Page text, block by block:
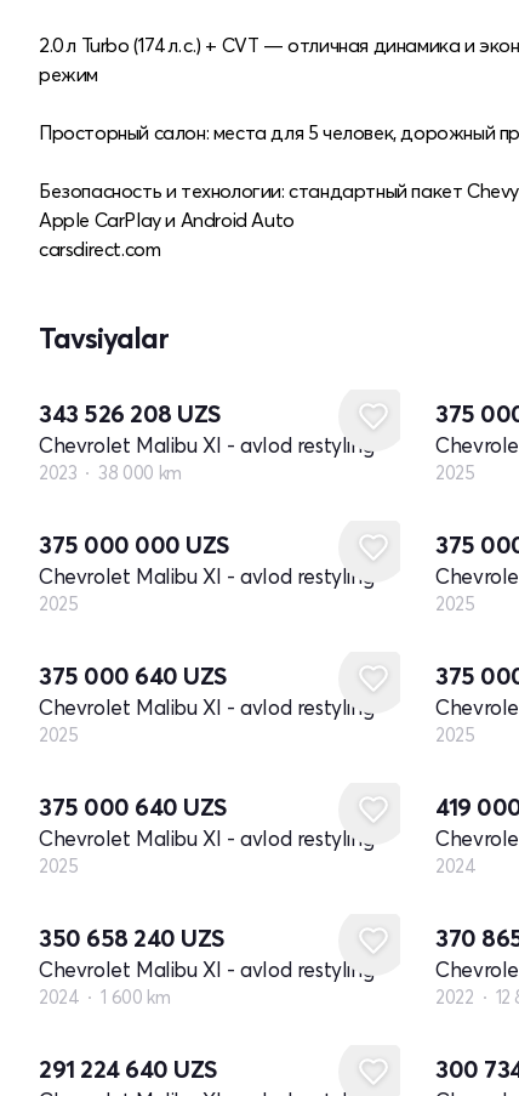
2.0 л Turbo (174 л. с.) + CVT — отличная динамика и
режим
Просторный салон: места для 5 человек, дорожный
Безопасность и технологии: стандартный пакет
Apple CarPlay и Android Auto
carsdirect.com
Tavsiyalar
343 526 208 UZS
Chevrolet Malibu XI - avlod restyling
2023 38 000 km
375
2025
375 000 000 UZS
Chevrolet Malibu XI - avlod restyling
2025
375
2025
375 000 640 UZS
Chevrolet Malibu XI - avlod restyling
2025
375
2025
375 000 640 UZS
Chevrolet Malibu XI - avlod restyling
2025
419
2024
350 658 240 UZS
Chevrolet Malibu XI - avlod restyling
2024 1 600 km
370
2022 12
291 224 640 UZS 300